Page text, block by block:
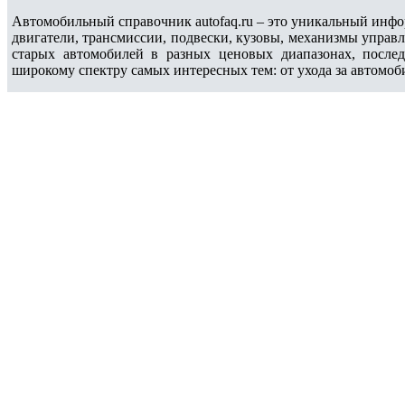
Автомобильный справочник autofaq.ru – это уникальный
двигатели, трансмиссии, подвески, кузовы, механизмы
старых автомобилей в разных ценовых диапазонах,
широкому спектру самых интересных тем: от ухода за